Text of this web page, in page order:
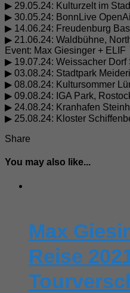
▶ 29.05.24: Kulturzelt im
▶ 30.05.24: BonnLive
▶ 14.06.24: Freudenburg
▶ 21.06.24: Waldbühne,
Event: Max Giesinger + ELIF
▶ 19.07.24: Weissacher Dorf
▶ 03.08.24: Stadtpark
▶ 08.08.24: Kultursommer
▶ 09.08.24: IGA Park,
▶ 24.08.24: Kranhafen
▶ 25.08.24: Kloster
Share
You may also like...
Max
Reise